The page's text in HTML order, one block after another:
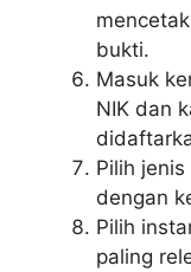
bukti.
Masuk
NIK dan
Pilih
dengan
Pilih
paling